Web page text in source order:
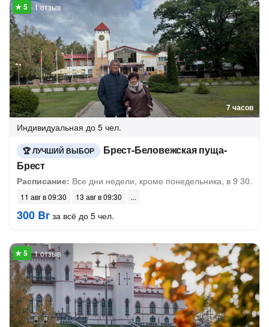
7 часов
1 отзыв
Индивидуальная до 5 чел.
ЛУЧШИЙ ВЫБОР
Брест-Беловежская пуща-
Брест
Расписание: Все дни недели, кроме понедельника, в 9 30.
11 авг в 09:30 13 авг в 09:30
300 Br за всё до 5 чел.
1 отзыв